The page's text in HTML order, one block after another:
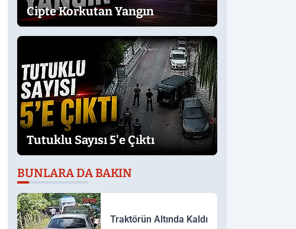
Cipte Korkutan Yangın
Tutuklu Sayısı 5'e Çıktı
BUNLARA DA BAKIN
Traktörün Altında Kaldı